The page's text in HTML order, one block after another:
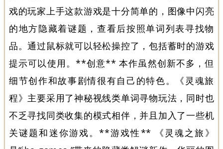
戏的玩家上手这款游戏是十分简单的，图像中闪亮
的地方隐藏着谜题，查看后按照单词列表寻找物
品。通过鼠标就可以轻松操控了，包括蓄时的游戏
提示可以使用。**创意** 本作虽然创新不多，但
细节创作和故事剧情很有自己的特色。《灵魂旅
程》主要采用了神秘视线类单词寻物玩法，同时也
不乏寻找同类收集的模式相伴，并且加入了一些机
关谜题和迷你游戏。**游戏性** 《灵魂之旅》